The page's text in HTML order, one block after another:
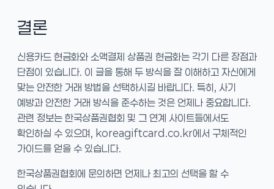
결론
신용카드 현금화와 소액결제 상품권 현금화는 각기 다른 장점과
단점이 있습니다. 이 글을 통해 두 방식을 잘 이해하고 자신에게
맞는 안전한 거래 방법을 선택하시길 바랍니다. 특히, 사기
예방과 안전한 거래 방식을 준수하는 것은 언제나 중요합니다.
관련 정보는 한국상품권협회 및 그 연계 사이트들에서도
확인하실 수 있으며, koreagiftcard.co.kr에서 구체적인
가이드를 얻을 수 있습니다.
한국상품권협회에 문의하면 언제나 최고의 선택을 할 수